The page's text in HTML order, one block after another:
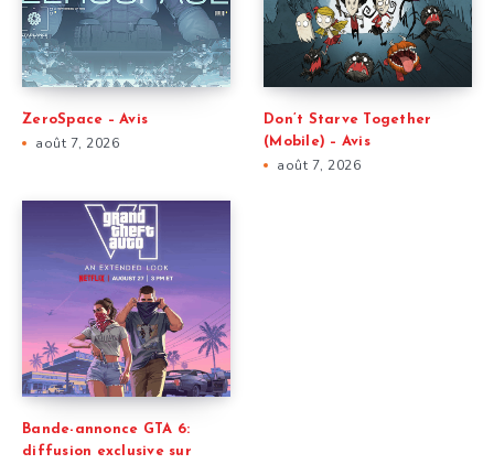
ZeroSpace – Avis
août 7, 2026
Don’t Starve Together
(Mobile) – Avis
août 7, 2026
Bande-annonce GTA 6:
diffusion exclusive sur